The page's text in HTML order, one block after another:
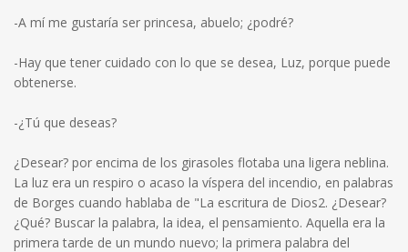
-A mí me gustaría ser princesa, abuelo; ¿podré?
-Hay que tener cuidado con lo que se desea, Luz, porque puede
obtenerse.
-¿Tú que deseas?
¿Desear? por encima de los girasoles flotaba una ligera neblina.
La luz era un respiro o acaso la víspera del incendio, en palabras
de Borges cuando hablaba de "La escritura de Dios2. ¿Desear?
¿Qué? Buscar la palabra, la idea, el pensamiento. Aquella era la
primera tarde de un mundo nuevo; la primera palabra del